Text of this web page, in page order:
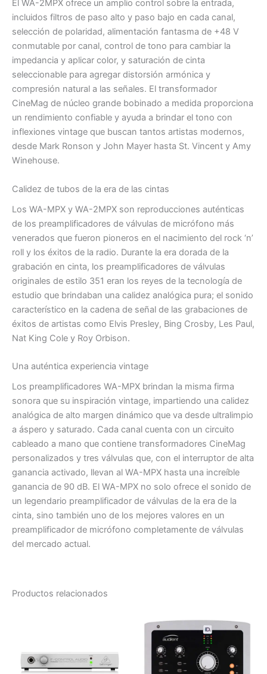
El WA-2MPX ofrece un amplio control sobre la entrada,
incluidos filtros de paso alto y paso bajo en cada canal,
selección de polaridad, alimentación fantasma de +48 V
conmutable por canal, control de tono para cambiar la
impedancia y aplicar color, y saturación de cinta
seleccionable para agregar distorsión armónica y
compresión natural a las señales. El transformador
CineMag de núcleo grande bobinado a medida proporciona
un rendimiento confiable y ayuda a brindar el tono con
inflexiones vintage que buscan tantos artistas modernos,
desde Mark Ronson y John Mayer hasta St. Vincent y Amy
Winehouse.
Calidez de tubos de la era de las cintas
Los WA-MPX y WA-2MPX son reproducciones auténticas
de los preamplificadores de válvulas de micrófono más
venerados que fueron pioneros en el nacimiento del rock ‘n’
roll y los éxitos de la radio. Durante la era dorada de la
grabación en cinta, los preamplificadores de válvulas
originales de estilo 351 eran los reyes de la tecnología de
estudio que brindaban una calidez analógica pura; el sonido
característico en la cadena de señal de las grabaciones de
éxitos de artistas como Elvis Presley, Bing Crosby, Les Paul,
Nat King Cole y Roy Orbison.
Una auténtica experiencia vintage
Los preamplificadores WA-MPX brindan la misma firma
sonora que su inspiración vintage, impartiendo una calidez
analógica de alto margen dinámico que va desde ultralimpio
a áspero y saturado. Cada canal cuenta con un circuito
cableado a mano que contiene transformadores CineMag
personalizados y tres válvulas que, con el interruptor de alta
ganancia activado, llevan al WA-MPX hasta una increíble
ganancia de 90 dB. El WA-MPX no solo ofrece el sonido de
un legendario preamplificador de válvulas de la era de la
cinta, sino también uno de los mejores valores en un
preamplificador de micrófono completamente de válvulas
del mercado actual.
Productos relacionados